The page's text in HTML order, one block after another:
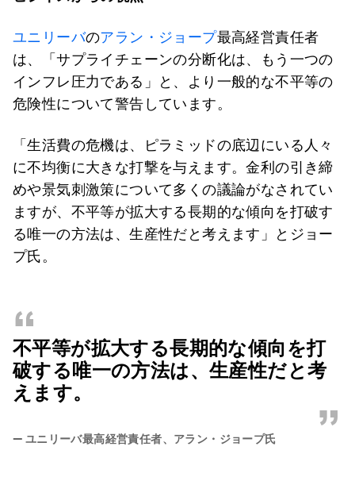
ユニリーバのアラン・ジョープ最高経営責任者
は、「サプライチェーンの分断化は、もう一つの
インフレ圧力である」と、より一般的な不平等の
危険性について警告しています。
「生活費の危機は、ピラミッドの底辺にいる人々
に不均衡に大きな打撃を与えます。金利の引き締
めや景気刺激策について多くの議論がなされてい
ますが、不平等が拡大する長期的な傾向を打破す
る唯一の方法は、生産性だと考えます」とジョー
プ氏。
“
不平等が拡大する長期的な傾向を打
破する唯一の方法は、生産性だと考
えます。
”
— ユニリーバ最高経営責任者、アラン・ジョープ氏